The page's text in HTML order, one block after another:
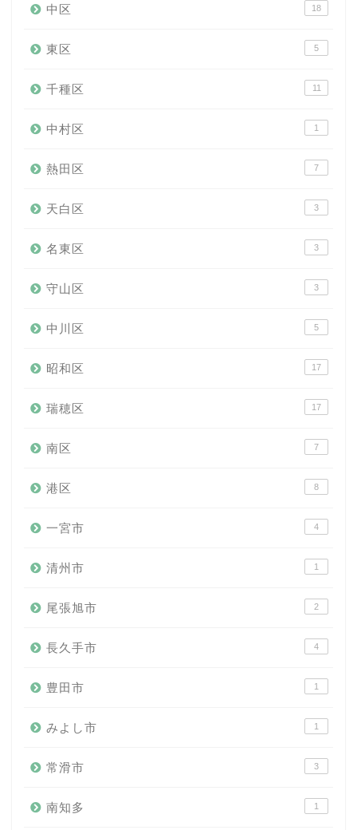
中区 18
東区 5
千種区 11
中村区 1
熱田区 7
天白区 3
名東区 3
守山区 3
中川区 5
昭和区 17
瑞穂区 17
南区 7
港区 8
一宮市 4
清州市 1
尾張旭市 2
長久手市 4
豊田市 1
みよし市 1
常滑市 3
南知多 1